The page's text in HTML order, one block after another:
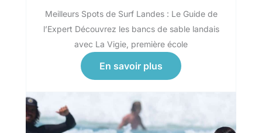
Meilleurs Spots de Surf Landes : Le Guide de
l’Expert Découvrez les bancs de sable landais
avec La Vigie, première école
En savoir plus